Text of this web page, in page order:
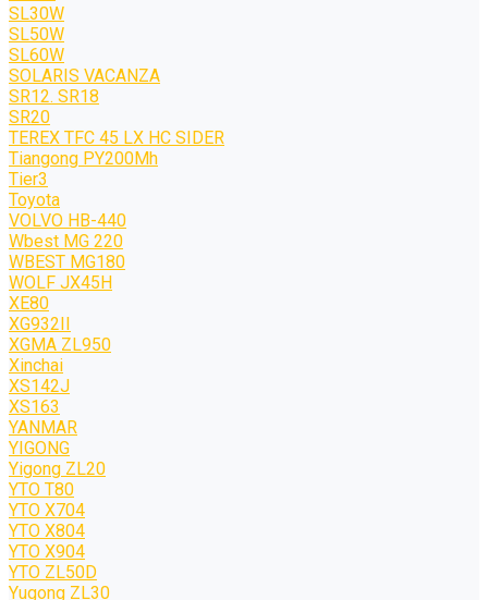
SL30W
SL50W
SL60W
SOLARIS VACANZA
SR12. SR18
SR20
TEREX TFC 45 LX HC SIDER
Tiangong PY200Mh
Tier3
Toyota
VOLVO HB-440
Wbest MG 220
WBEST MG180
WOLF JХ45H
XE80
XG932II
XGMA ZL950
Xinchai
XS142J
XS163
YANMAR
YIGONG
Yigong ZL20
YTO T80
YTO X704
YTO X804
YTO X904
YTO ZL50D
Yugong ZL30